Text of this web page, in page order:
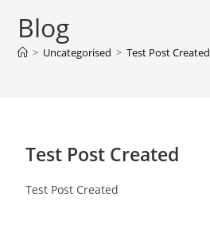
Blog
> Uncategorised > Test Post Created
Test Post Created
Test Post Created